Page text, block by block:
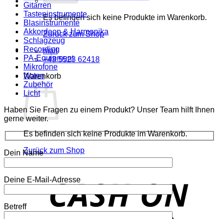
Es befinden sich keine Produkte im Warenkorb.
Zurück zum Shop
mail
+43 5523 62418
Warenkorb
Es befinden sich keine Produkte im Warenkorb.
Zurück zum Shop
Gitarren
Tasteninstrumente
Blasinstrumente
Akkordeon & Harmonika
Schlagzeug
Recording
PA-Equipment
Mikrofone
Noten
Zubehör
Licht
Haben Sie Fragen zu einem Produkt? Unser Team hilft Ihnen
gerne weiter.
Dein Name
Deine E-Mail-Adresse
Betreff